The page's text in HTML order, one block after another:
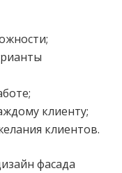
клиенту;
клиентов.
фасада